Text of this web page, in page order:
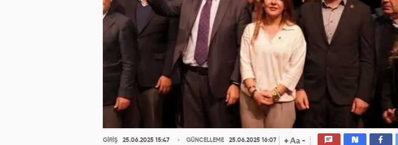
GİRİŞ 25.06.2025 15:47 GÜNCELLEME 25.06.2025 16:07